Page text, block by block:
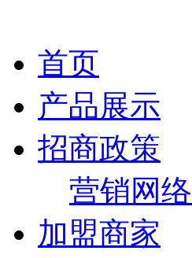
首页
产品展示
招商政策
营销网络
加盟商家